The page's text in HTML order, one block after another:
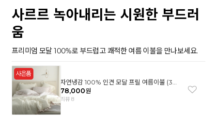
사르르 녹아내리는 시원한 부드러
움
프리미엄 모달 100%로 부드럽고 쾌적한 여름 이불을 만나보세요.
자연냉감 100% 인견 모달 프릴 여름이불 (3컬
러)
78,000원
리뷰 8